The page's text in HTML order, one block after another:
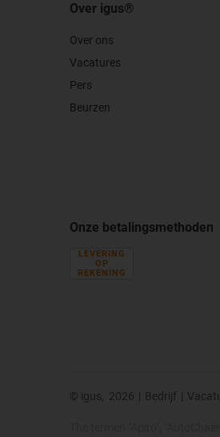
Over igus®
Over ons
Vacatures
Pers
Beurzen
Onze betalingsmethoden
LEVERING
OP
REKENING
© igus, 2026 | Bedrijf |